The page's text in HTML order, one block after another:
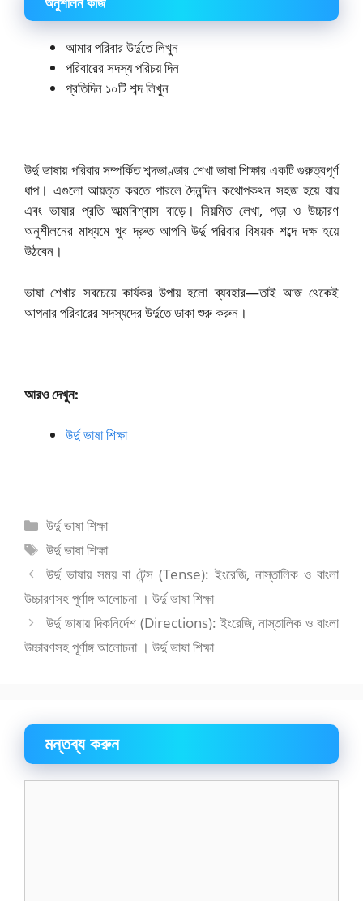
আমার পরিবার উর্দুতে লিখুন
পরিবারের সদস্য পরিচয় দিন
প্রতিদিন ১০টি শব্দ লিখুন
উর্দু ভাষায় পরিবার সম্পর্কিত শব্দভাণ্ডার শেখা ভাষা শিক্ষার একটি গুরুত্বপূর্ণ
ধাপ। এগুলো আয়ত্ত করতে পারলে দৈনন্দিন কথোপকথন সহজ হয়ে যায়
এবং ভাষার প্রতি আত্মবিশ্বাস বাড়ে। নিয়মিত লেখা, পড়া ও উচ্চারণ
অনুশীলনের মাধ্যমে খুব দ্রুত আপনি উর্দু পরিবার বিষয়ক শব্দে দক্ষ হয়ে
উঠবেন।
ভাষা শেখার সবচেয়ে কার্যকর উপায় হলো ব্যবহার—তাই আজ থেকেই
আপনার পরিবারের সদস্যদের উর্দুতে ডাকা শুরু করুন।
আরও দেখুন:
উর্দু ভাষা শিক্ষা
বিভাগ
সমূহ
উর্দু ভাষা শিক্ষা
ট্যাগ
সমূহ
উর্দু ভাষা শিক্ষা
উর্দু ভাষায় সময় বা টেন্স (Tense): ইংরেজি, নাস্তালিক ও বাংলা
উচ্চারণসহ পূর্ণাঙ্গ আলোচনা । উর্দু ভাষা শিক্ষা
উর্দু ভাষায় দিকনির্দেশ (Directions): ইংরেজি, নাস্তালিক ও বাংলা
উচ্চারণসহ পূর্ণাঙ্গ আলোচনা । উর্দু ভাষা শিক্ষা
মন্তব্য করুন